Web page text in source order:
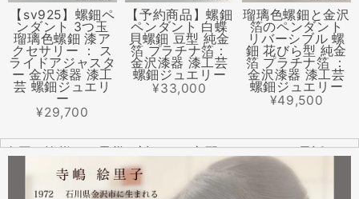
【sv925】螺鈿ペ
ンダント 3つ玉
瑠璃色螺鈿 漆ア
クセサリー ： ス
ライドアジャスタ
ー 金沢漆器 漆工
芸 螺鈿ジュエリ
ー
¥29,700
【予約商品】螺鈿
ペンダント 白蝶
貝螺鈿 豆型 純金
箔 プラチナ箔：
金沢漆器 漆工芸
螺鈿ジュエリー
¥33,000
瑠璃色螺鈿と金沢
箔のペンダント
リバーシブル 螺
鈿 花びら型 純金
箔 プラチナ箔 ：
金沢漆器 漆工芸
螺鈿ジュエリー
¥49,500
全国の皆様より震災に対するご心配のメールやお電話をた
くさんいただきました。ありがとうございます。
幸い紅里工房にはそれほどの被害もなく、ただいま通常の